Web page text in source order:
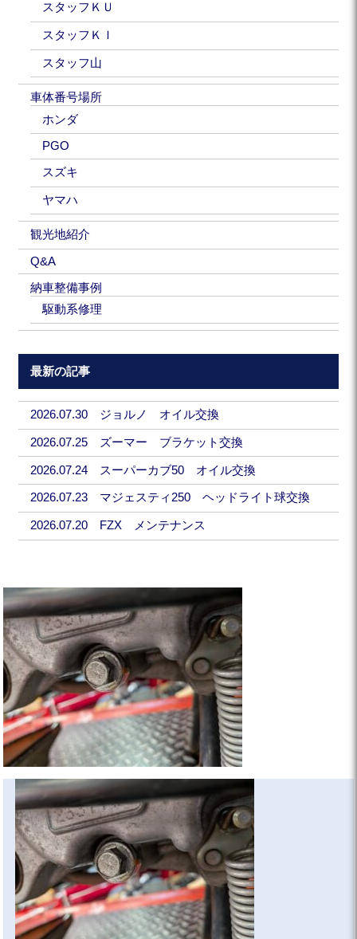
スタッフＫＵ
スタッフＫＩ
スタッフ山
車体番号場所
ホンダ
PGO
スズキ
ヤマハ
観光地紹介
Q&A
納車整備事例
駆動系修理
最新の記事
2026.07.30 ジョルノ オイル交換
2026.07.25 ズーマー ブラケット交換
2026.07.24 スーパーカブ50 オイル交換
2026.07.23 マジェスティ250 ヘッドライト球交換
2026.07.20 FZX メンテナンス